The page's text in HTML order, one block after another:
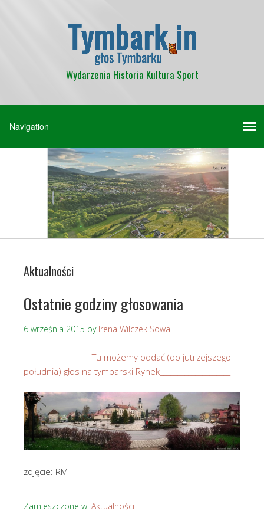
Wydarzenia Historia Kultura Sport
Aktualności
Ostatnie godziny głosowania
6 września 2015 by Irena Wilczek Sowa
Tu możemy oddać (do jutrzejszego
południa) głos na tymbarski Rynek____________________
zdjęcie: RM
Zamieszczone w: Aktualności